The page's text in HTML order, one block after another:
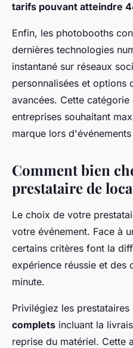
tarifs pouvant atteindre
Enfin, les photobooths
dernières technologies
instantané sur réseaux
personnalisées et options
avancées. Cette
entreprises souhaitant
marque lors
Comment bien
prestataire de
Le choix de votre
votre événement. Face à
certains critères font la
expérience réussie et des
minute.
Privilégiez les
complets incluant la
reprise du matériel. Cette